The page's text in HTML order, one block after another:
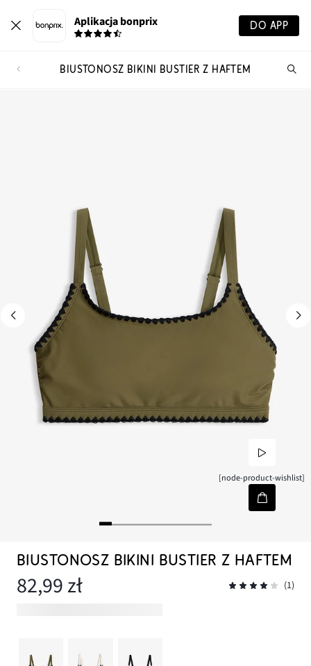
Aplikacja bonprix DO APP
BIUSTONOSZ BIKINI BUSTIER Z HAFTEM
[node-product-wishlist]
BIUSTONOSZ BIKINI BUSTIER Z HAFTEM
82,99 zł (1)